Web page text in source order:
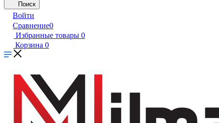
Поиск
Войти
Сравнение0
Избранные товары 0
Корзина 0